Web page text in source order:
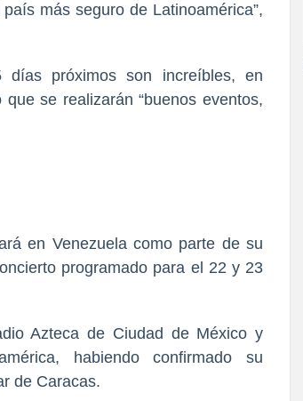
más seguro de Latinoamérica”,
próximos son increíbles, en
se realizarán “buenos eventos,
en Venezuela como parte de su
programado para el 22 y 23
Azteca de Ciudad de México y
habiendo confirmado su
de Caracas.